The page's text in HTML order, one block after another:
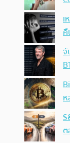
เ
คื
จั
ห
ต